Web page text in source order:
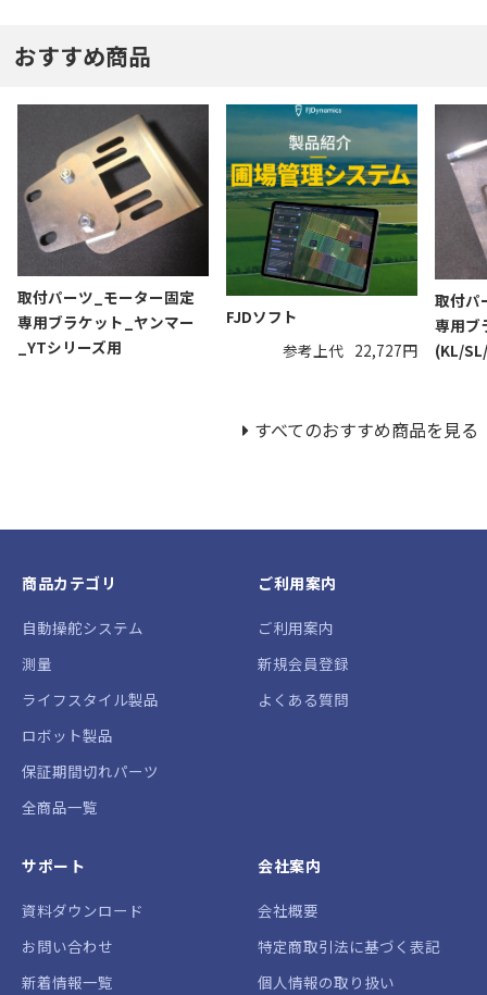
おすすめ商品
取付パーツ_モーター固定
専用ブラケット_ヤンマー
_YTシリーズ用
FJDソフト
参考上代 22,727円
取付パ
専用ブ
(KL/
すべてのおすすめ商品を見る
商品カテゴリ
自動操舵システム
測量
ライフスタイル製品
ロボット製品
保証期間切れパーツ
全商品一覧
ご利用案内
ご利用案内
新規会員登録
よくある質問
サポート
資料ダウンロード
お問い合わせ
新着情報一覧
会社案内
会社概要
特定商取引法に基づく表記
個人情報の取り扱い